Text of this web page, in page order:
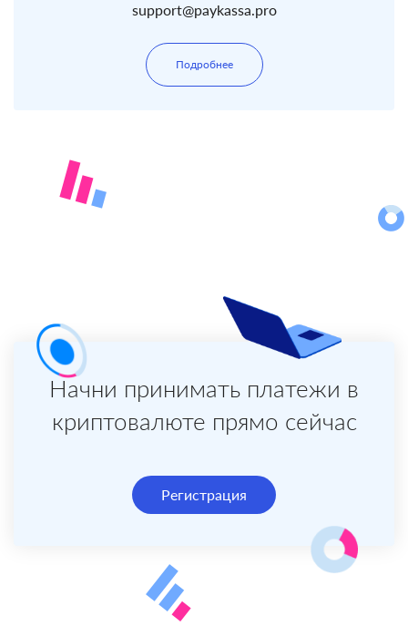
support@paykassa.pro
Подробнее
Начни принимать платежи в
криптовалюте прямо сейчас
Регистрация